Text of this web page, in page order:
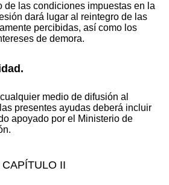
de las condiciones impuestas en la
dará lugar al reintegro de las
percibidas, así como los
de demora.
medio de difusión al
presentes ayudas deberá incluir
apoyado por el Ministerio de
CAPÍTULO II